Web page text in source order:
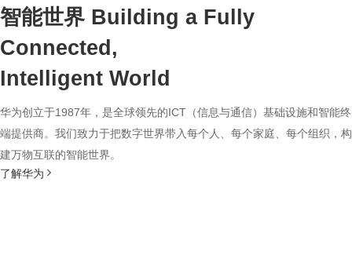
智能世界 Building a Fully
Connected,
Intelligent World
华为创立于1987年，是全球领先的ICT（信息与通信）基础设施和智能终
端提供商。我们致力于把数字世界带入每个人、每个家庭、每个组织，构
建万物互联的智能世界。
了解华为